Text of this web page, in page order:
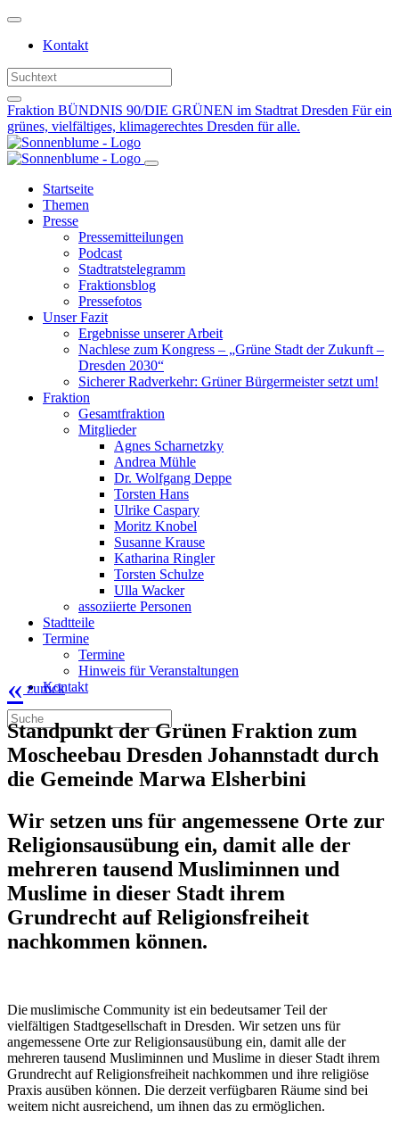
Weiter
Inhalt
Kontakt
Fraktion BÜNDNIS 90/DIE GRÜNEN im Stadtrat Dresden Für ein
grünes, vielfältiges, klimagerechtes Dresden für alle.
Startseite
Themen
Presse
Pressemitteilungen
Podcast
Stadtratstelegramm
Fraktionsblog
Pressefotos
Unser Fazit
Ergebnisse unserer Arbeit
Nachlese zum Kongress – „Grüne Stadt der Zukunft –
Dresden 2030“
Sicherer Radverkehr: Grüner Bürgermeister setzt um!
Fraktion
Gesamtfraktion
Mitglieder
Agnes Scharnetzky
Andrea Mühle
Dr. Wolfgang Deppe
Torsten Hans
Ulrike Caspary
Moritz Knobel
Susanne Krause
Katharina Ringler
Torsten Schulze
Ulla Wacker
assoziierte Personen
Stadtteile
Termine
Termine
Hinweis für Veranstaltungen
Kontakt
« zurück
Standpunkt der Grünen Fraktion zum
Moscheebau Dresden Johannstadt durch
die Gemeinde Marwa Elsherbini
Wir setzen uns für angemessene Orte zur
Religionsausübung ein, damit alle der
mehreren tausend Musliminnen und
Muslime in dieser Stadt ihrem
Grundrecht auf Religionsfreiheit
nachkommen können.
Die muslimische Community ist ein bedeutsamer Teil der
vielfältigen Stadtgesellschaft in Dresden. Wir setzen uns für
angemessene Orte zur Religionsausübung ein, damit alle der
mehreren tausend Musliminnen und Muslime in dieser Stadt ihrem
Grundrecht auf Religionsfreiheit nachkommen und ihre religiöse
Praxis ausüben können. Die derzeit verfügbaren Räume sind bei
weitem nicht ausreichend, um ihnen das zu ermöglichen.